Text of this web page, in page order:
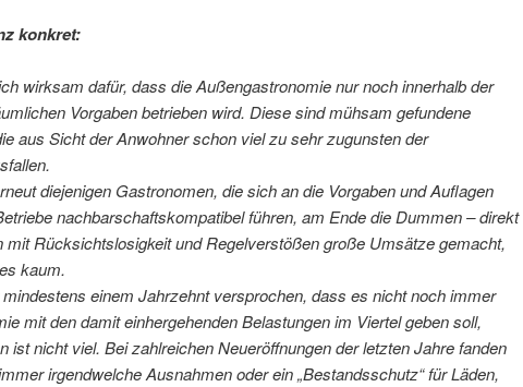
konkret:
wirksam dafür, dass die Außengastronomie nur noch innerhalb der
Vorgaben betrieben wird. Diese sind mühsam gefundene
aus Sicht der Anwohner schon viel zu sehr zugunsten der
diejenigen Gastronomen, die sich an die Vorgaben und Auflagen
nachbarschaftskompatibel führen, am Ende die Dummen – direkt
mit Rücksichtslosigkeit und Regelverstößen große Umsätze gemacht,
kaum.
einem Jahrzehnt versprochen, dass es nicht noch immer
mit den damit einhergehenden Belastungen im Viertel geben soll,
ist nicht viel. Bei zahlreichen Neueröffnungen der letzten Jahre fanden
irgendwelche Ausnahmen oder ein „Bestandsschutz“ für Läden,